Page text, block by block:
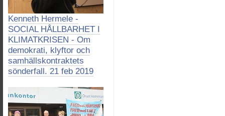
Kenneth Hermele -
SOCIAL HÅLLBARHET I
KLIMATKRISEN - Om
demokrati, klyftor och
samhällskontraktets
sönderfall. 21 feb 2019